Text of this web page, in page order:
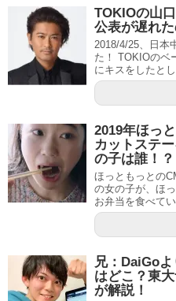
TOKIOの山
公表が遅れ
2018/4/25、日本
た！ TOKIOのベ
にキスをしたと
2019年ほっ
カットステ
の子は誰！？
ほっともっとの
の女の子が、ほ
お弁当を食べて
兄：DaiGo
はどこ？東
が解説！